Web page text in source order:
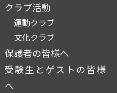
クラブ活動
運動クラブ
文化クラブ
保護者の皆様へ
受験生とゲストの皆様
へ